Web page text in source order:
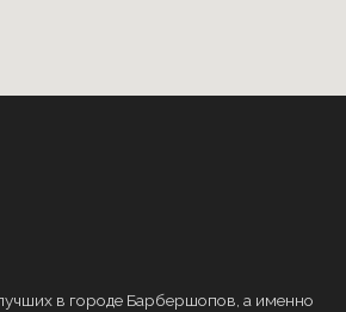
в городе Барбершопов, а именно